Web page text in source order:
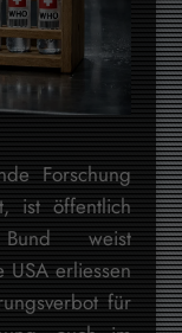
Forschung
ist öffentlich
weist
erliessen
für